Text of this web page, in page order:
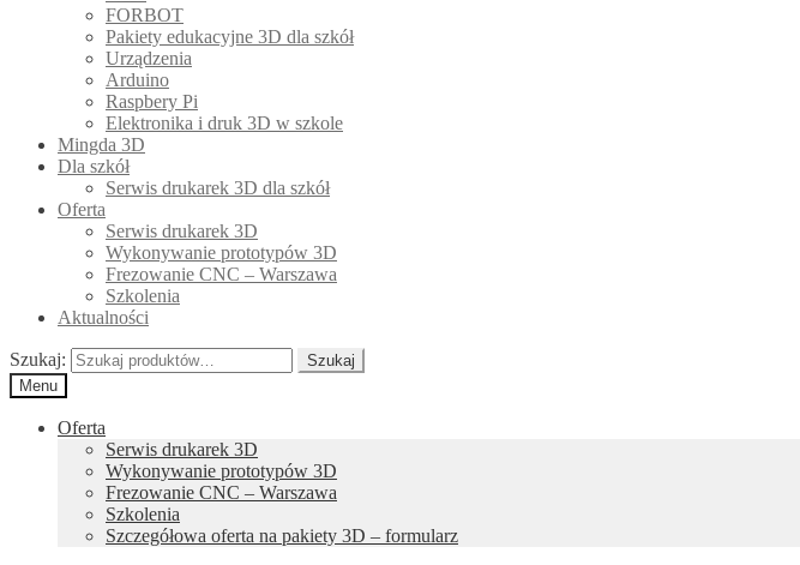
FORBOT
Pakiety edukacyjne 3D dla szkół
Urządzenia
Arduino
Raspbery Pi
Elektronika i druk 3D w szkole
Mingda 3D
Dla szkół
Serwis drukarek 3D dla szkół
Oferta
Serwis drukarek 3D
Wykonywanie prototypów 3D
Frezowanie CNC – Warszawa
Szkolenia
Aktualności
Szukaj:
Szukaj
Menu
Oferta
Serwis drukarek 3D
Wykonywanie prototypów 3D
Frezowanie CNC – Warszawa
Szkolenia
Szczegółowa oferta na pakiety 3D – formularz